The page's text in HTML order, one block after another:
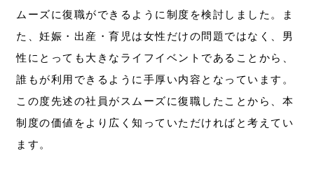
ムーズに復職ができるように制度を検討しました。ま
た、妊娠・出産・育児は女性だけの問題ではなく、男
性にとっても大きなライフイベントであることから、
誰もが利用できるように手厚い内容となっています。
この度先述の社員がスムーズに復職したことから、本
制度の価値をより広く知っていただければと考えてい
ます。